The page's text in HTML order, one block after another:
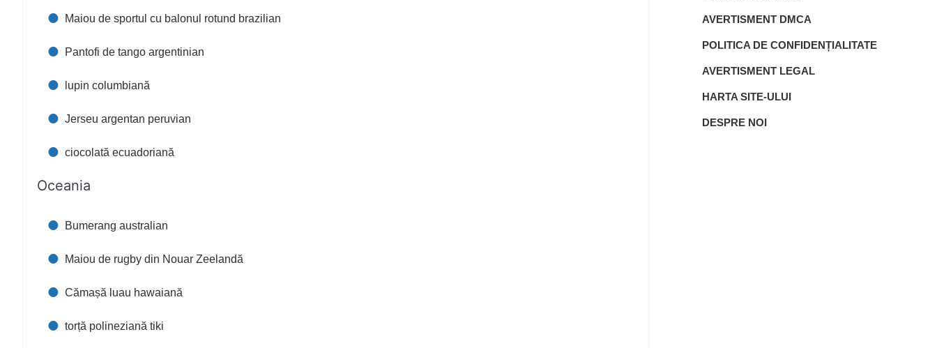
Maiou de sportul cu balonul rotund brazilian
Pantofi de tango argentinian
lupin columbiană
Jerseu argentan peruvian
ciocolată ecuadoriană
Oceania
Bumerang australian
Maiou de rugby din Nouar Zeelandă
Cămașă luau hawaiană
torță polineziană tiki
AVERTISMENT DMCA
POLITICA DE CONFIDENȚIALITATE
AVERTISMENT LEGAL
HARTA SITE-ULUI
DESPRE NOI